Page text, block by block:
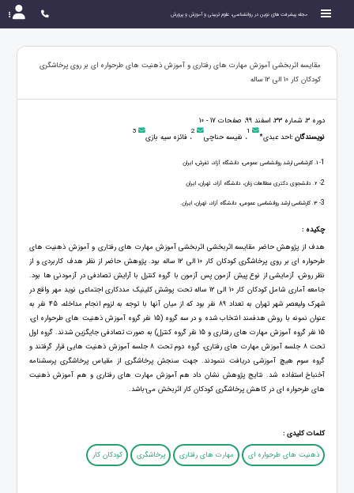
مجله پیشرفت های نوین در روانشناسی، علوم تربیتی و آموزش و پرورش
مقایسه اثربخشی آموزش مهارت های رفتاری و آموزش ذهنیت های طرحواره ای بر روی پرخاشگری
کودکان کار 10 الی 12 ساله
دوره 3، شماره 33، اسفند 99، صفحات 17 - 10
نویسندگان :احد عبدی* 1، نفیسه حناچی 2، فائزه سیه بازی 3
1- 1. کارشناسی ارشد روانشناسی عمومی، دانشگاه آزاد، تفرش، ایران
2- 2. دانشجوی دکتری مطالعات زنان، دانشگاه آزاد، تهران، ایران
3- 3. کارشناسی ارشد روانشناسی عمومی، دانشگاه آزاد، تهران، ایران.
چکیده :
هدف از پژوهش حاضر مقایسه اثربخشی اثربخشی آموزش مهارت های رفتاری و آموزش ذهنیت های
طرحواره ای بر روی پرخاشگری کودکان کار 10 الی 12 ساله بود. پژوهش حاضر از نظر هدف کاربردی و از
نظر روش، آزمایشی از نوع پیش آزمون پس آزمون با گروه کنترل با آرایش تصادفی در آزمودنی ها بود.
جامعه آماری شامل کودکان کار 10 الی 12 ساله تحت پوشش کلینیک مددکاری اجتماعی نوید مهر واقع در
شهرک ولیعصر شهر تهران به تعداد 89 نفر بود که از میان آنها با توجه به لزوم انجام مداخله، 45 نفر به
عنوان نمونه با روش هدفمند انتخاب شده و در سه گروه (15 نفر گروه آموزش ذهنیت های طرحواره ای،
15 نفر گروه آموزش مهارت های رفتاری و 15 نفر گروه کنترل) به صورت تصادفی جایگزین شدند. گروه اول
تحت 8 جلسه آموزش مهارت های رفتاری، گروه دوم تحت 8 جلسه آموزش ذهنیت هایی قرار گرفتند و
گروه سوم هیچ آموزشی دریافت ننمودند. جهت سنجش پرخاشگری از مقیاس پرخاشگری پرسشنامه
آخنباخ استفاده شد. نتایج پژوهش نشان داد هم آموزش مهارت های رفتاری و هم آموزش ذهنیت
های طرحواره ای در کاهش پرخاشگری کودکان کار اثربخش می-باشد.
کلمات کلیدی :
ذهنیت های طرحواره ای
مهارت های رفتاری پرخاشگری کودکان کار